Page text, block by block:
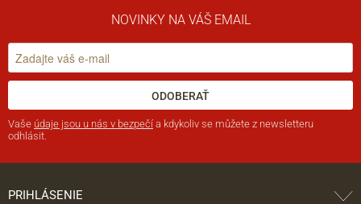
NOVINKY NA VÁŠ EMAIL
ODOBERAŤ
Vaše údaje jsou u nás v bezpečí a kdykoliv se můžete z newsletteru
odhlásit.
PRIHLÁSENIE